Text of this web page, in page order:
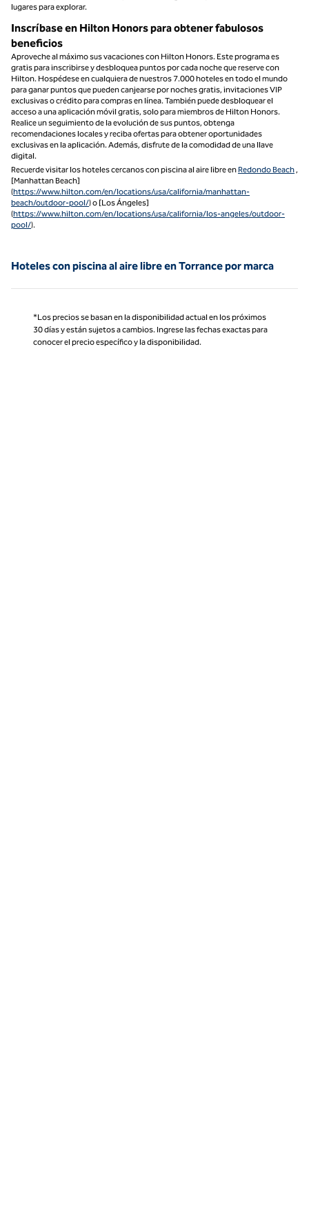
lugares para explorar.
Inscríbase en Hilton Honors para obtener fabulosos
beneficios
Aproveche al máximo sus vacaciones con Hilton Honors. Este programa es
gratis para inscribirse y desbloquea puntos por cada noche que reserve con
Hilton. Hospédese en cualquiera de nuestros 7.000 hoteles en todo el mundo
para ganar puntos que pueden canjearse por noches gratis, invitaciones VIP
exclusivas o crédito para compras en línea. También puede desbloquear el
acceso a una aplicación móvil gratis, solo para miembros de Hilton Honors.
Realice un seguimiento de la evolución de sus puntos, obtenga
recomendaciones locales y reciba ofertas para obtener oportunidades
exclusivas en la aplicación. Además, disfrute de la comodidad de una llave
digital.
Recuerde visitar los hoteles cercanos con piscina al aire libre en Redondo Beach ,
[Manhattan Beach]
(https://www.hilton.com/en/locations/usa/california/manhattan-
beach/outdoor-pool/) o [Los Ángeles]
(https://www.hilton.com/en/locations/usa/california/los-angeles/outdoor-
pool/).
Hoteles con piscina al aire libre en Torrance por marca
*Los precios se basan en la disponibilidad actual en los próximos
30 días y están sujetos a cambios. Ingrese las fechas exactas para
conocer el precio específico y la disponibilidad.